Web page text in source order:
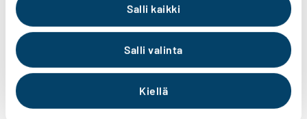
Salli kaikki
Salli valinta
Kiellä